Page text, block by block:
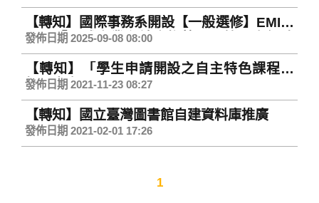
【轉知】國際事務系開設【一般選修】EMI課
程：「全球商業和社會趨勢」，第二次網路
加退選9/8-9/15。
發佈日期 2025-09-08 08:00
【轉知】「學生申請開設之自主特色課程」
相關事宜
發佈日期 2021-11-23 08:27
【轉知】國立臺灣圖書館自建資料庫推廣
發佈日期 2021-02-01 17:26
1